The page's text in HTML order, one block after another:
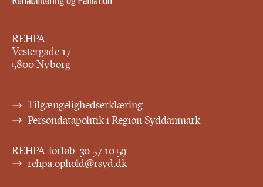
REHPA
Vestergade 17
5800 Nyborg
Tilgængelighedserklæring
Persondatapolitik i Region Syddanmark
REHPA-forløb:30 57 10 59
rehpa.ophold@rsyd.dk